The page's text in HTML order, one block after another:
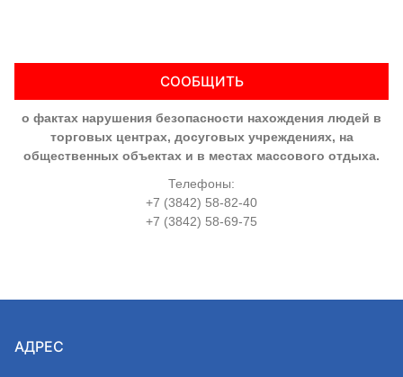
СООБЩИТЬ
о фактах нарушения безопасности нахождения людей в
торговых центрах, досуговых учреждениях, на
общественных объектах и в местах массового отдыха.
Телефоны:
+7 (3842) 58-82-40
+7 (3842) 58-69-75
АДРЕС